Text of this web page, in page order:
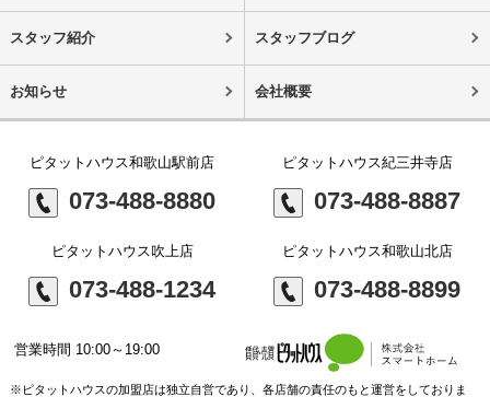
スタッフ紹介 スタッフブログ
お知らせ 会社概要
ピタットハウス和歌山駅前店
073-488-8880
ピタットハウス紀三井寺店
073-488-8887
ピタットハウス吹上店
073-488-1234
ピタットハウス和歌山北店
073-488-8899
営業時間 10:00～19:00
※ピタットハウスの加盟店は独立自営であり、各店舗の責任のもと運営をしておりま